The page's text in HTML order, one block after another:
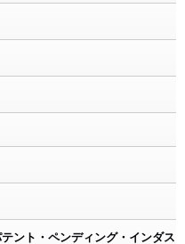
ント・ペンディング・インダス